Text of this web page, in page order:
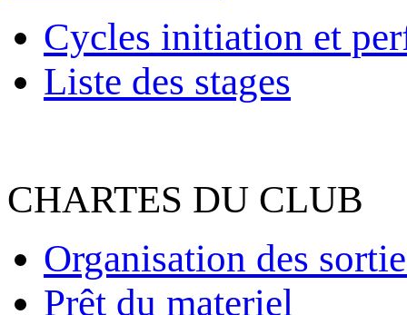
Cycles initiation et
Liste des stages
CHARTES DU CLUB
Organisation des
Prêt du materiel